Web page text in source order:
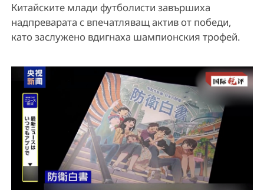
Китайските млади футболисти завършиха
надпреварата с впечатляващ актив от победи,
като заслужено вдигнаха шампионския трофей.